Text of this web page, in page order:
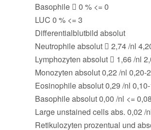
Basophile  0 % <= 0
LUC 0 % <= 3
Differentialblutbild absolut
Neutrophile absolut  2,74 /nl
Lymphozyten absolut  1,66 /nl
Monozyten absolut 0,22 /nl 0,20-
Eosinophile absolut 0,29 /nl
Basophile absolut 0,00 /nl <= 0,08
Large unstained cells abs. 0,02 /
Retikulozyten prozentual und